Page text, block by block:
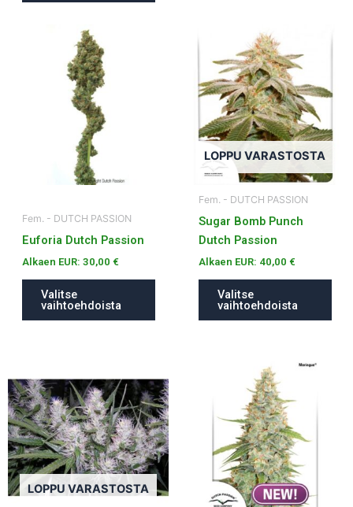
Fem. - DUTCH PASSION
Euforia Dutch Passion
Alkaen EUR: 30,00 €
Valitse
vaihtoehdoista
muunnelma.
LOPPU VARASTOSTA
Fem. - DUTCH PASSION
Sugar Bomb Punch
Dutch Passion
Alkaen EUR: 40,00 €
Valitse
vaihtoehdoista
tuotteella
useampi
muunnelma.
Voit
tehdä
valinnat
tuotteen
sivulla.
LOPPU VARASTOSTA
tuotteella
on
useampi
muunnelma.
Voit
tehdä
valinnat
useampi
muunnelma.
Voit
tehdä
valinnat